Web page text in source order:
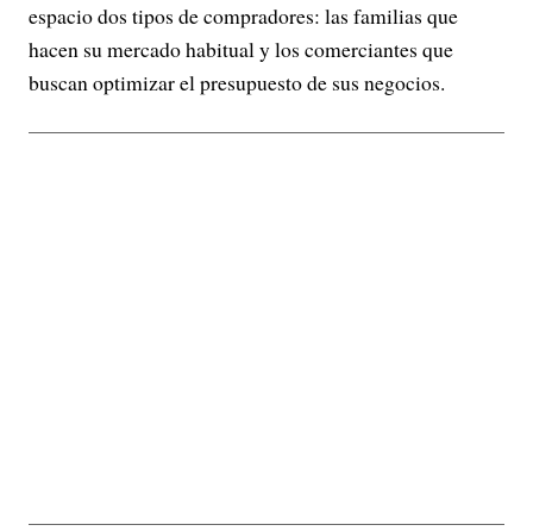
espacio dos tipos de compradores: las familias que
hacen su mercado habitual y los comerciantes que
buscan optimizar el presupuesto de sus negocios.